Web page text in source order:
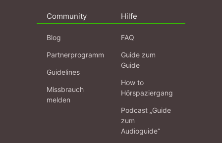
Community
Blog
Partnerprogramm
Guidelines
Missbrauch
melden
Hilfe
FAQ
Guide zum
Guide
How to
Hörspaziergang
Podcast „Guide
zum
Audioguide“